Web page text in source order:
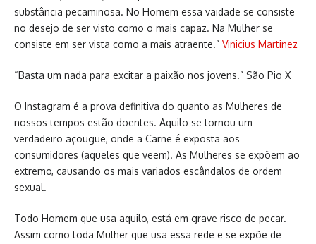
substância pecaminosa. No Homem essa vaidade se consiste
no desejo de ser visto como o mais capaz. Na Mulher se
consiste em ser vista como a mais atraente.” Vinicius Martinez
“Basta um nada para excitar a paixão nos jovens.” São Pio X
O Instagram é a prova definitiva do quanto as Mulheres de
nossos tempos estão doentes. Aquilo se tornou um
verdadeiro açougue, onde a Carne é exposta aos
consumidores (aqueles que veem). As Mulheres se expõem ao
extremo, causando os mais variados escândalos de ordem
sexual.
Todo Homem que usa aquilo, está em grave risco de pecar.
Assim como toda Mulher que usa essa rede e se expõe de